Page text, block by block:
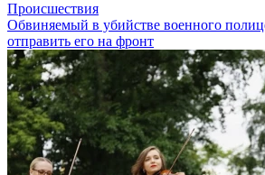
Происшествия
Обвиняемый в убийстве военного
отправить его на фронт